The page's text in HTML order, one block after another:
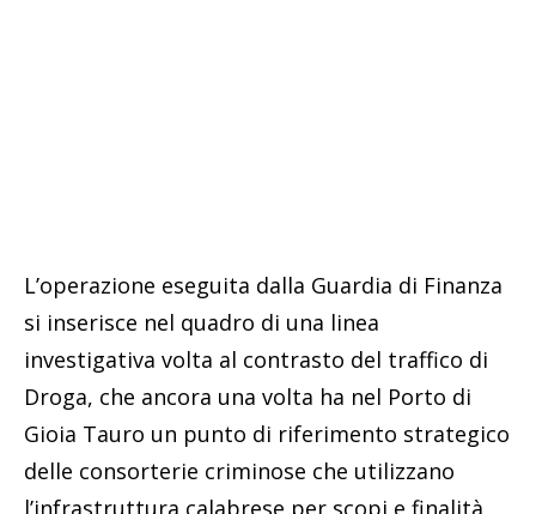
L’operazione eseguita dalla Guardia di Finanza
si inserisce nel quadro di una linea
investigativa volta al contrasto del traffico di
Droga, che ancora una volta ha nel Porto di
Gioia Tauro un punto di riferimento strategico
delle consorterie criminose che utilizzano
l’infrastruttura calabrese per scopi e finalità